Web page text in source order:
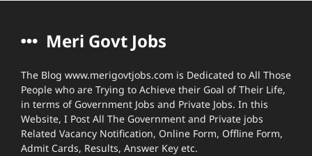
Meri Govt Jobs
The Blog www.merigovtjobs.com is Dedicated to All Those
People who are Trying to Achieve their Goal of Their Life,
in terms of Government Jobs and Private Jobs. In this
Website, I Post All The Government and Private jobs
Related Vacancy Notification, Online Form, Offline Form,
Admit Cards, Results, Answer Key etc.